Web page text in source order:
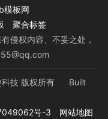
模板网
聚合标签
侵权内容、不妥之处，
科技 版权所有
Built
号-3
网站地图